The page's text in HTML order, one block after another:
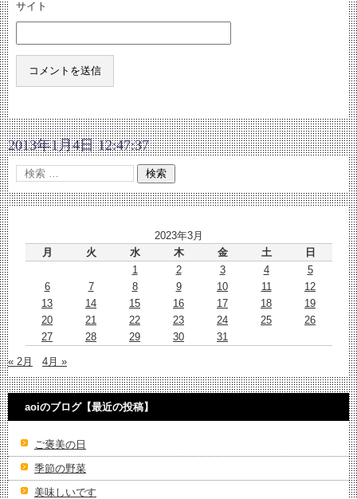
サイト
2013年1月4日 12:47:37
2023年3月
月
火 水 木 金 土
日
1
2 3 4
5
6
7 8 9 10 11
12
13
14 15 16 17 18
19
20
21 22 23 24 25
26
27
28 29 30 31
« 2月 4月 »
aoiのブログ【最近の投稿】
ご褒美の日
季節の野菜
美味しいです